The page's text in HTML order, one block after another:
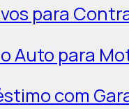
para
Auto para
com